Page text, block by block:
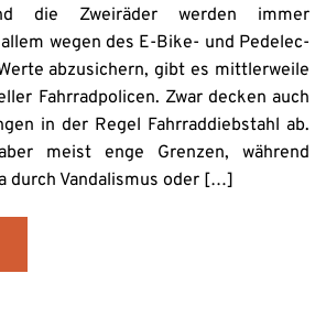
die Zweiräder werden immer
wegen des E-Bike- und Pedelec-
abzusichern, gibt es mittlerweile
Fahrradpolicen. Zwar decken auch
in der Regel Fahrraddiebstahl ab.
meist enge Grenzen, während
durch Vandalismus oder […]